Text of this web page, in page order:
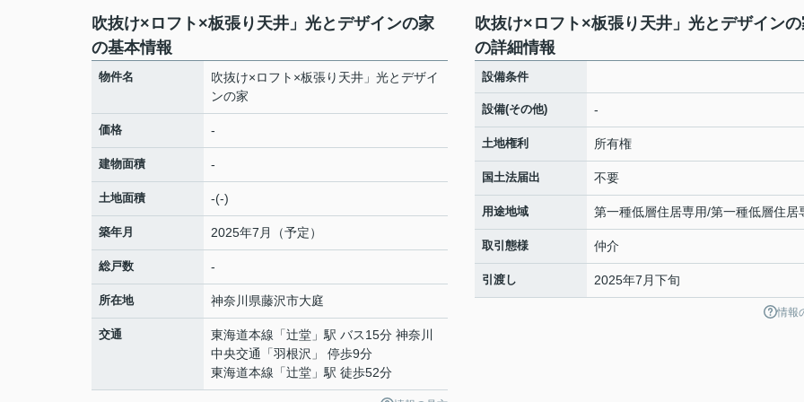
吹抜け×ロフト×板張り天井」光とデザインの家
の基本情報
物件名
吹抜け×ロフト×板張り天井」光とデザイ
ンの家
価格 -
建物面積 -
土地面積 -(-)
築年月 2025年7月（予定）
総戸数 -
所在地 神奈川県藤沢市大庭
交通 東海道本線 「辻堂 」駅 バス15分 神奈川
中央交通「羽根沢」 停歩9分
東海道本線 「辻堂 」駅 徒歩52分
吹抜け×ロフト×板張り天井」光とデザイン
の詳細情報
設備条件
設備(その他) -
土地権利 所有権
国土法届出 不要
用途地域 第一種低層住居専用/第一種低層住居
取引態様 仲介
引渡し 2025年7月下旬
情報